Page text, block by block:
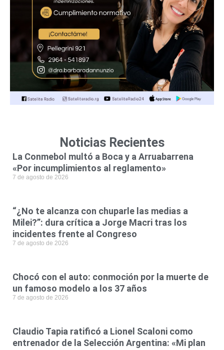
Noticias Recientes
La Conmebol multó a Boca y a Arruabarrena
«Por incumplimientos al reglamento»
7 de agosto de 2026
“¿No te alcanza con chuparle las medias a
Milei?”: dura crítica a Jorge Macri tras los
incidentes frente al Congreso
7 de agosto de 2026
Chocó con el auto: conmoción por la muerte de
un famoso modelo a los 37 años
7 de agosto de 2026
Claudio Tapia ratificó a Lionel Scaloni como
entrenador de la Selección Argentina: «Mi plan